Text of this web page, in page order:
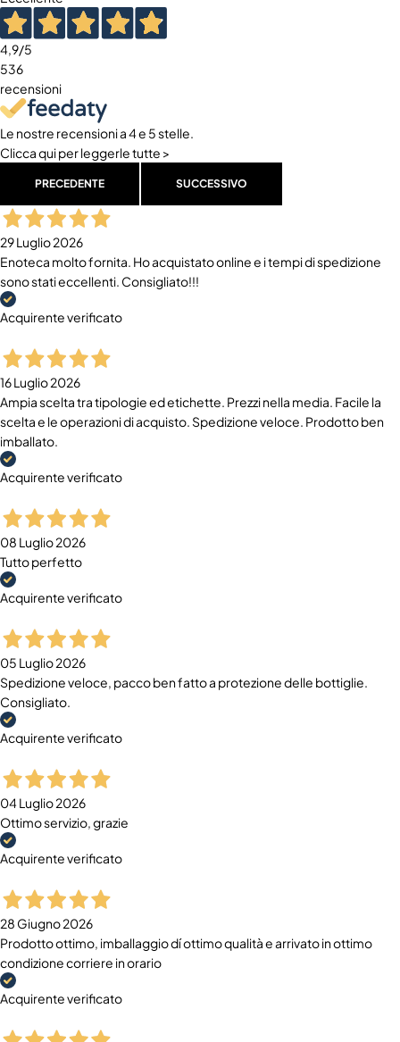
4,9/5
536
recensioni
Le nostre recensioni a 4 e 5 stelle.
Clicca qui per leggerle tutte >
PRECEDENTE SUCCESSIVO
29 Luglio 2026
Enoteca molto fornita. Ho acquistato online e i tempi di spedizione
sono stati eccellenti. Consigliato!!!
Acquirente verificato
16 Luglio 2026
Ampia scelta tra tipologie ed etichette. Prezzi nella media. Facile la
scelta e le operazioni di acquisto. Spedizione veloce. Prodotto ben
imballato.
Acquirente verificato
08 Luglio 2026
Tutto perfetto
Acquirente verificato
05 Luglio 2026
Spedizione veloce, pacco ben fatto a protezione delle bottiglie.
Consigliato.
Acquirente verificato
04 Luglio 2026
Ottimo servizio, grazie
Acquirente verificato
28 Giugno 2026
Prodotto ottimo, imballaggio dí ottimo qualità e arrivato in ottimo
condizione corriere in orario
Acquirente verificato